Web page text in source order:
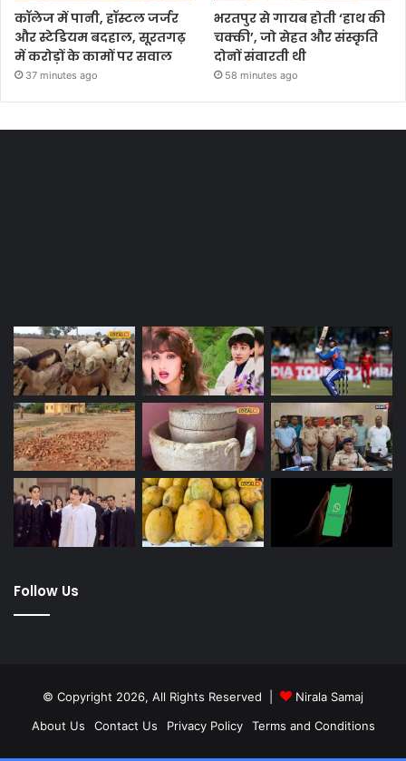
कॉलेज में पानी, हॉस्टल जर्जर
और स्टेडियम बदहाल, सूरतगढ़
में करोड़ों के कामों पर सवाल
37 minutes ago
भरतपुर से गायब होती ‘हाथ की
चक्की’, जो सेहत और संस्कृति
दोनों संवारती थी
58 minutes ago
Follow Us
© Copyright 2026, All Rights Reserved |
Nirala Samaj
About Us
Contact Us Privacy Policy Terms and Conditions